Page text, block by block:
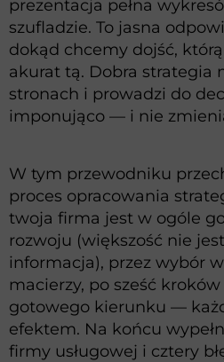
prezentacja pełna
szufladzie. To jasna
dokąd chcemy dojść,
akurat tą. Dobra strategia
stronach i prowadzi do
imponująco — i nie
W tym przewodniku
proces opracowania
twoja firma jest w ogóle
rozwoju (większość nie
informacja), przez wybór
macierzy, po sześć
gotowego kierunku —
efektem. Na końcu
firmy usługowej i cztery